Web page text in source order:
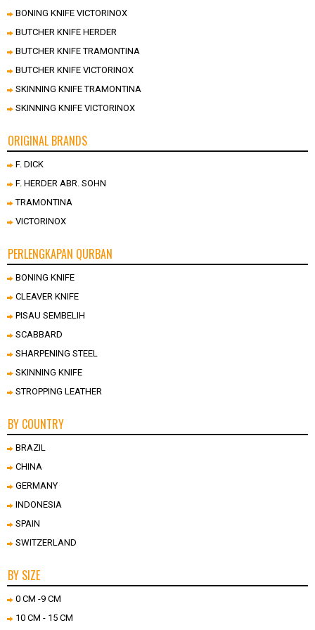
BONING KNIFE VICTORINOX
BUTCHER KNIFE HERDER
BUTCHER KNIFE TRAMONTINA
BUTCHER KNIFE VICTORINOX
SKINNING KNIFE TRAMONTINA
SKINNING KNIFE VICTORINOX
ORIGINAL BRANDS
F. DICK
F. HERDER ABR. SOHN
TRAMONTINA
VICTORINOX
PERLENGKAPAN QURBAN
BONING KNIFE
CLEAVER KNIFE
PISAU SEMBELIH
SCABBARD
SHARPENING STEEL
SKINNING KNIFE
STROPPING LEATHER
BY COUNTRY
BRAZIL
CHINA
GERMANY
INDONESIA
SPAIN
SWITZERLAND
BY SIZE
0 CM -9 CM
10 CM - 15 CM